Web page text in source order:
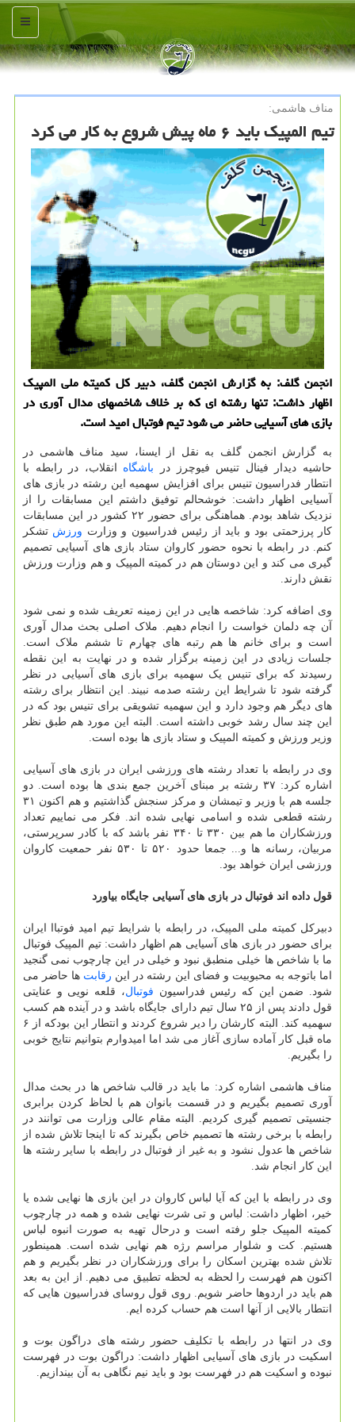
منو
مناف هاشمی:
تیم المپیک باید ۶ ماه پیش شروع به کار می کرد
انجمن گلف: به گزارش انجمن گلف، دبیر کل کمیته ملی المپیک
اظهار داشت: تنها رشته ای که بر خلاف شاخصهای مدال آوری در
بازی های آسیایی حاضر می شود تیم فوتبال امید است.
به گزارش انجمن گلف به نقل از ایسنا، سید مناف هاشمی در
حاشیه دیدار فینال تنیس فیوچرز در باشگاه انقلاب، در رابطه با
انتطار فدراسیون تنیس برای افزایش سهمیه این رشته در بازی های
آسیایی اظهار داشت: خوشحالم توفیق داشتم این مسابقات را از
نزدیک شاهد بودم. هماهنگی برای حضور ۲۲ کشور در این مسابقات
کار پرزحمتی بود و باید از رئیس فدراسیون و وزارت ورزش تشکر
کنم. در رابطه با نحوه حضور کاروان ستاد بازی های آسیایی تصمیم
گیری می کند و این دوستان هم در کمیته المپیک و هم وزارت ورزش
نقش دارند.
وی اضافه کرد: شاخصه هایی در این زمینه تعریف شده و نمی شود
آن چه دلمان خواست را انجام دهیم. ملاک اصلی بحث مدال آوری
است و برای خانم ها هم رتبه های چهارم تا ششم ملاک است.
جلسات زیادی در این زمینه برگزار شده و در نهایت به این نقطه
رسیدند که برای تنیس یک سهمیه برای بازی های آسیایی در نظر
گرفته شود تا شرایط این رشته صدمه نبیند. این انتظار برای رشته
های دیگر هم وجود دارد و این سهمیه تشویقی برای تنیس بود که در
این چند سال رشد خوبی داشته است. البته این مورد هم طبق نظر
وزیر ورزش و کمیته المپیک و ستاد بازی ها بوده است.
وی در رابطه با تعداد رشته های ورزشی ایران در بازی های آسیایی
اشاره کرد: ۳۷ رشته بر مبنای آخرین جمع بندی ها بوده است. دو
جلسه هم با وزیر و تیمشان و مرکز سنجش گذاشتیم و هم اکنون ۳۱
رشته قطعی شده و اسامی نهایی شده اند. فکر می نماییم تعداد
ورزشکاران ما هم بین ۳۳۰ تا ۳۴۰ نفر باشد که با کادر سرپرستی،
مربیان، رسانه ها و... جمعا حدود ۵۲۰ تا ۵۳۰ نفر حمعیت کاروان
ورزشی ایران خواهد بود.
قول داده اند فوتبال در بازی های آسیایی جایگاه بیاورد
دبیرکل کمیته ملی المپیک، در رابطه با شرایط تیم امید فوتباا ایران
برای حضور در بازی های آسیایی هم اظهار داشت: تیم المپیک فوتبال
ما با شاخص ها خیلی منطبق نبود و خیلی در این چارچوب نمی گنجید
اما باتوجه به محبوبیت و فضای این رشته در این رقابت ها حاضر می
شود. ضمن این که رئیس فدراسیون فوتبال، قلعه نویی و عنایتی
قول دادند پس از ۲۵ سال تیم دارای جایگاه باشد و در آینده هم کسب
سهمیه کند. البته کارشان را دیر شروع کردند و انتطار این بودکه از ۶
ماه قبل کار آماده سازی آغاز می شد اما امیدوارم بتوانیم نتایج خوبی
را بگیریم.
مناف هاشمی اشاره کرد: ما باید در قالب شاخص ها در بحث مدال
آوری تصمیم بگیریم و در قسمت بانوان هم با لحاظ کردن برابری
جنسیتی تصمیم گیری کردیم. البته مقام عالی وزارت می توانند در
رابطه با برخی رشته ها تصمیم خاص بگیرند که تا اینجا تلاش شده از
شاخص ها عدول نشود و به غیر از فوتبال در رابطه با سایر رشته ها
این کار انجام شد.
وی در رابطه با این که آیا لباس کاروان در این بازی ها نهایی شده یا
خیر، اظهار داشت: لباس و تی شرت نهایی شده و همه در چارچوب
کمیته المپیک جلو رفته است و درحال تهیه به صورت انبوه لباس
هستیم. کت و شلوار مراسم رژه هم نهایی شده است. همینطور
تلاش شده بهترین اسکان را برای ورزشکاران در نظر بگیریم و هم
اکنون هم فهرست را لحظه به لحظه تطبیق می دهیم. از این به بعد
هم باید در اردوها حاضر شویم. روی قول روسای فدراسیون هایی که
انتطار بالایی از آنها است هم حساب کرده ایم.
وی در انتها در رابطه با تکلیف حضور رشته های دراگون بوت و
اسکیت در بازی های آسیایی اظهار داشت: دراگون بوت در فهرست
نبوده و اسکیت هم در فهرست بود و باید نیم نگاهی به آن بیندازیم.